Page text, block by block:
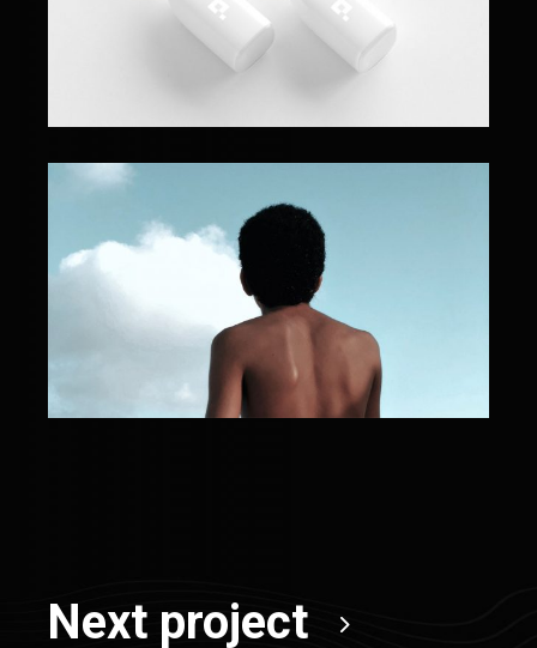
Next project